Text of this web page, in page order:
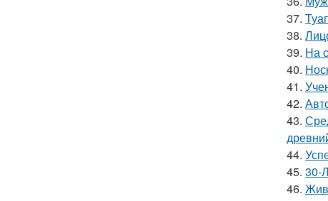
37.
38.
39. На
40.
41.
42.
43.
44.
45. 30-
46.